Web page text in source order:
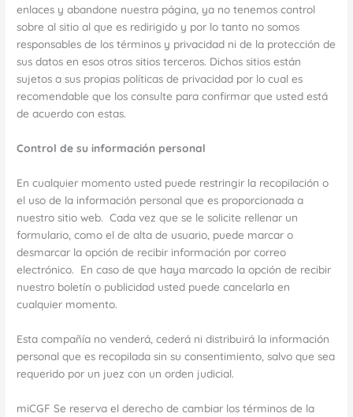
enlaces y abandone nuestra página, ya no tenemos control
sobre al sitio al que es redirigido y por lo tanto no somos
responsables de los términos y privacidad ni de la protección de
sus datos en esos otros sitios terceros. Dichos sitios están
sujetos a sus propias políticas de privacidad por lo cual es
recomendable que los consulte para confirmar que usted está
de acuerdo con estas.
Control de su información personal
En cualquier momento usted puede restringir la recopilación o
el uso de la información personal que es proporcionada a
nuestro sitio web. Cada vez que se le solicite rellenar un
formulario, como el de alta de usuario, puede marcar o
desmarcar la opción de recibir información por correo
electrónico. En caso de que haya marcado la opción de recibir
nuestro boletín o publicidad usted puede cancelarla en
cualquier momento.
Esta compañía no venderá, cederá ni distribuirá la información
personal que es recopilada sin su consentimiento, salvo que sea
requerido por un juez con un orden judicial.
miCGF Se reserva el derecho de cambiar los términos de la